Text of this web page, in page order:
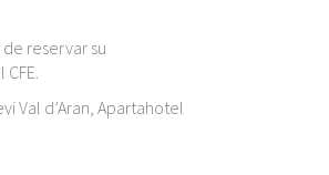
reservar su
Val d’Aran, Apartahotel